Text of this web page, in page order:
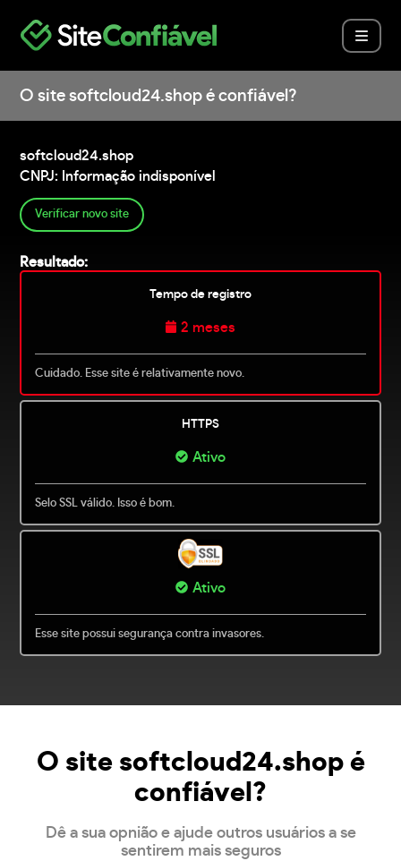
O site softcloud24.shop é confiável?
softcloud24.shop
CNPJ: Informação indisponível
Verificar novo site
Resultado:
Tempo de registro
2 meses
Cuidado. Esse site é relativamente novo.
HTTPS
Ativo
Selo SSL válido. Isso é bom.
Ativo
Esse site possui segurança contra invasores.
O site softcloud24.shop é
confiável?
Dê a sua opnião e ajude outros usuários a se
sentirem mais seguros